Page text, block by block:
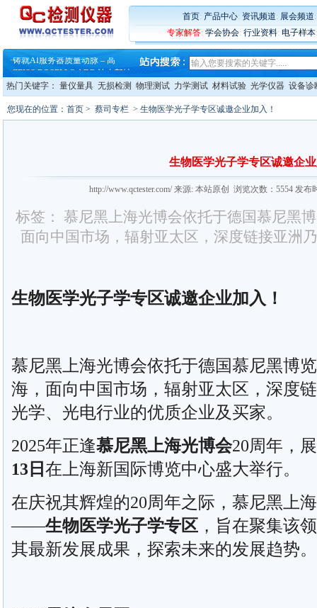
首页: 产品中心: 资讯频道: 展会频道
专家解答: 学会协会: 行业资料: 电子样本
蔡司软件 | 高效变形分析能
铸就AI服务器质量动脉 – 高
铸就AI服务器质量动脉 – 高
·ZEISS BOSELLO ADR 让内部缺
·蔡司和亿纬锂能达成战略合作
·大牌云集 买家升级 ——26
热门关键字： 量仪量具 无损检测 物理测试 力学测试 材料试验 光学仪器 设备诊
您现在的位置： 首页 > 蔡司专栏 > 生物医学光子学专区诚邀企业加入！
生物医学光子学专区诚邀企
http://www.qctester.com/ 来源: 本站原创 浏览次数：5554 发布
标签： 慕尼黑上海光博会依托于德国慕尼黑
面向中国市场，辐射亚太区，深度链接亚洲
生物医学光子学专区诚邀企业加入！
慕尼黑上海光博会依托于德国慕尼黑博
海，面向中国市场，辐射亚太区，深度
光学、光电行业的优质企业及买家。
2025年正逢慕尼黑上海光博会20周年，
13日 在上海新国际博览中心盛大举行。
在庆祝其辉煌的20周年之际，慕尼黑上
——生物医学光子学专区，旨在聚集该
其最新发展成果，探索未来的发展趋势。